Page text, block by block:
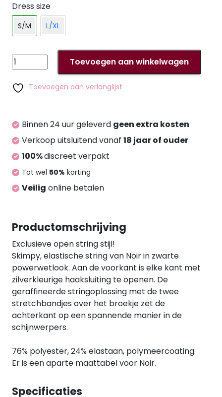
het broekje zet de achterkant op een spannende
manier in de schijnwerpers. 76% polyester, 24%
elastaan, polymeercoating. Er is een aparte
Dress size
S/M L/XL
G-
String
S/M
aantal
Toevoegen aan winkelwagen
Toevoegen aan verlanglijst
Binnen 24 uur geleverd geen extra kosten
Verkoop uitsluitend vanaf 18 jaar of ouder
100%discreet verpakt
Tot wel 50% korting
Veilig online betalen
Productomschrijving
Exclusieve open string stijl!
Skimpy, elastische string van Noir in zwarte
powerwetlook. Aan de voorkant is elke kant met
zilverkleurige haaksluiting te openen. De
geraffineerde stringoplossing met de twee
stretchbandjes over het broekje zet de
achterkant op een spannende manier in de
schijnwerpers.
76% polyester, 24% elastaan, polymeercoating.
Er is een aparte maattabel voor Noir.
Specificaties